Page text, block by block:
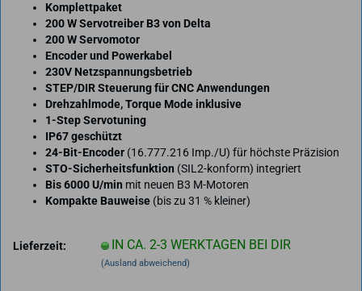
Komplettpaket
200 W Servotreiber B3 von Delta
200 W Servomotor
Encoder und Powerkabel
230V Netzspannungsbetrieb
STEP/DIR Steuerung für CNC Anwendungen
Drehzahlmode, Torque Mode inklusive
1-Step Servotuning
IP67 geschützt
24-Bit-Encoder (16.777.216 Imp./U) für höchste Präzision
STO-Sicherheitsfunktion (SIL2-konform) integriert
Bis 6000 U/min mit neuen B3 M-Motoren
Kompakte Bauweise (bis zu 31 % kleiner)
Lieferzeit: IN CA. 2-3 WERKTAGEN BEI DIR
(Ausland abweichend)